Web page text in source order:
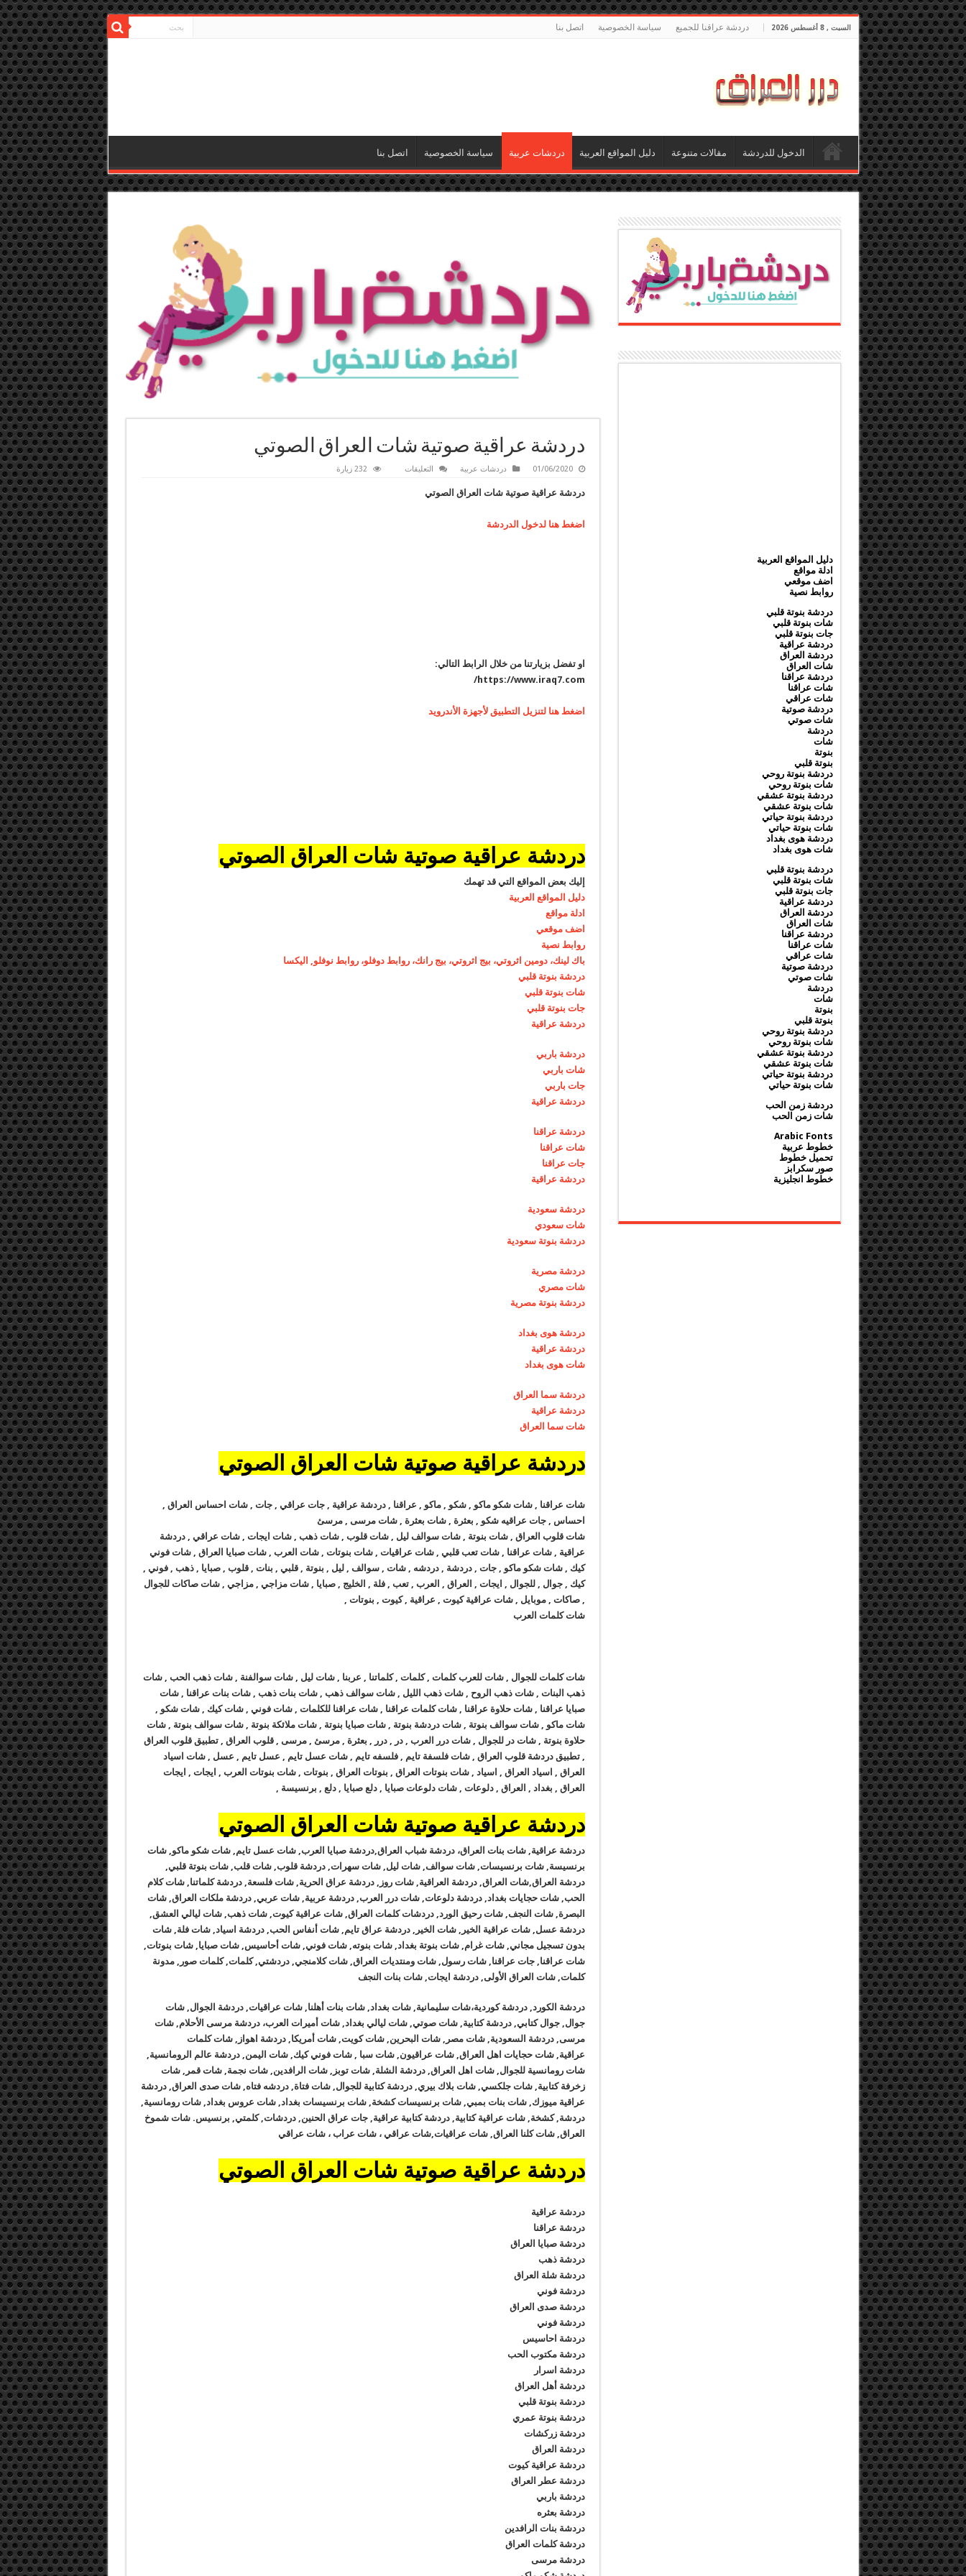
السبت , 8 أغسطس 2026 دردشة عراقنا للجميع سياسة الخصوصية اتصل بنا
الدخول للدردشة مقالات متنوعة دليل المواقع العربية دردشات عربية سياسة الخصوصية اتصل بنا
دردشة عراقية صوتية شات العراق الصوتي
01/06/2020 دردشات عربية التعليقات 232 زيارة
دردشة عراقية صوتية شات العراق الصوتي
اضغط هنا لدخول الدردشة
او تفضل بزيارتنا من خلال الرابط التالي:
https://www.iraq7.com/
اضغط هنا لتنزيل التطبيق لأجهزة الأندرويد
دردشة عراقية صوتية شات العراق الصوتي
إليك بعض المواقع التي قد تهمك
دليل المواقع العربية
ادلة مواقع
اضف موقعي
روابط نصية
باك لينك، دومين اثروتي، بيج اثروتي، بيج رانك، روابط دوفلو، روابط نوفلو, اليكسا
دردشة بنوتة قلبي
شات بنوتة قلبي
جات بنوتة قلبي
دردشة عراقية
دردشة باربي
شات باربي
جات باربي
دردشة عراقية
دردشة عراقنا
شات عراقنا
جات عراقنا
دردشة عراقية
دردشة سعودية
شات سعودي
دردشة بنوتة سعودية
دردشة مصرية
شات مصري
دردشة بنوتة مصرية
دردشة هوى بغداد
دردشة عراقية
شات هوى بغداد
دردشة سما العراق
دردشة عراقية
شات سما العراق
دردشة عراقية صوتية شات العراق الصوتي
شات عراقنا , شات شكو ماكو , شكو , ماكو , عراقنا , دردشة عراقية , جات عراقي , جات , شات احساس العراق ,
احساس , جات عراقيه شكو , بعثرة , شات بعثرة , شات مرسى , مرسئ
شات قلوب العراق , شات بنوتة , شات سوالف ليل , شات قلوب , شات ذهب , شات ايجات , شات عراقي , دردشة
عراقية , شات عراقنا , شات تعب قلبي , شات عراقيات , شات بنوتات , شات العرب , شات صبايا العراق , شات فوني
كيك , شات شكو ماكو , جات , دردشة , دردشه , شات , سوالف , ليل , بنوتة , قلبي , بنات , قلوب , صبايا , ذهب , فوني ,
كيك , جوال , للجوال , ايجات , العراق , العرب , تعب , فلة , الخليج , صبايا , شات مزاجي , مزاجي , شات صاكات للجوال
, صاكات , موبايل , شات عراقية كيوت , عراقية , كيوت , بنوتات ,
شات كلمات العرب
شات كلمات للجوال , شات للعرب كلمات , كلمات , كلماتنا , عربنا , شات ليل , شات سوالفنة , شات ذهب الحب , شات
ذهب البنات , شات ذهب الروح , شات ذهب الليل , شات سوالف ذهب , شات بنات ذهب , شات بنات عراقنا , شات
صبايا عراقنا , شات حلاوة عراقنا , شات كلمات عراقنا , شات عراقنا للكلمات , شات فوني , شات كيك , شات شكو ,
شات ماكو , شات سوالف بنوتة , شات دردشة بنوتة , شات صبايا بنوتة , شات ملائكة بنوتة , شات سوالف بنوتة , شات
حلاوة بنوتة , شات در للجوال , شات درر العرب , در , درر , بعثرة , مرسئ , مرسى , قلوب العراق , تطبيق قلوب العراق
, تطبيق دردشة قلوب العراق , شات فلسفة تايم , فلسفه تايم , شات عسل تايم , عسل تايم , عسل , شات اسياد
العراق , اسياد العراق , اسياد , شات بنوتات العراق , بنوتات العراق , بنوتات , شات بنوتات العرب , ايجات , ايجات
العراق , بغداد , العراق , دلوعات , شات دلوعات صبايا , دلع صبايا , دلع , برنسيسة ,
دردشة عراقية صوتية شات العراق الصوتي
دردشة عراقية, شات بنات العراق، دردشة شباب العراق,دردشة صبايا العرب, شات عسل تايم, شات شكو ماكو, شات
برنسيسة, شات برنسيسات, شات سوالف, شات ليل, شات سهرات, دردشة قلوب, شات قلب, شات بنوتة قلبي,
دردشة العراق,شات العراق, دردشة العراقية, شات روز, دردشة عراق الحرية, شات فلسعة, دردشة كلماتنا, شات كلام
الحب, شات حجايات بغداد, دردشة دلوعات, شات درر العرب, دردشة عربية, شات عربي, دردشة ملكات العراق, شات
البصرة, شات النجف, شات رحيق الورد, دردشات كلمات العراق, شات عراقية كيوت, شات ذهب, شات ليالي العشق,
دردشة عسل, شات عراقية الخير, شات الخير, دردشة عراق تايم, شات أنفاس الحب, دردشة اسياد, شات فلة, شات
بدون تسجيل مجاني, شات غرام, شات بنوتة بغداد, شات بنوته, شات فوني, شات أحاسيس, شات صبايا, شات بنوتات,
شات عراقنا, جات عراقنا, شات رسول, شات ومنتديات العراق, شات كلامنجي, دردشتي, كلمات, كلمات صور, مدونة
كلمات, شات العراق الأولى, دردشة ايجات, شات بنات النجف
دردشة الكورد, دردشة كوردية،شات سليمانية, شات بغداد, شات بنات أهلنا, شات عراقيات, دردشة الجوال, شات
جوال, جوال كتابي, دردشة كتابية, شات صوتي, شات ليالي بغداد, شات أميرات العرب، دردشة مرسى الأحلام, شات
مرسى, دردشة السعودية, شات مصر, شات البحرين, شات كويت, شات أمريكا, دردشة اهواز, شات كلمات
عراقية, شات حجايات اهل العراق, شات عراقيون, شات سبا , شات فوني كيك, شات اليمن, دردشة عالم الرومانسية,
شات رومانسية للجوال, شات اهل العراق, دردشة الشلة, شات توبز, شات الرافدين, شات نجمة, شات قمر, شات
زخرفة كتابية, شات جلكسي, شات بلاك بيري, دردشة كتابية للجوال, شات فتاة, دردشه فتاه, شات صدى العراق, دردشة
عراقية ميوزك, شات بنات بمبي, شات برنسيسات كشخة, شات برنسيسات بغداد, شات عروس بغداد, شات رومانسية,
دردشة, كشخة, شات عراقية كتابية, دردشة كتابية عراقية, جات عراق الحنين, دردشات, كلمتي, برنسيس. شات شموخ
العراق, شات كلنا العراق, شات عراقيات,شات عراقي ، شات عراب ، شات عراقي
دردشة عراقية صوتية شات العراق الصوتي
دردشة عراقية
دردشة عراقنا
دردشة صبايا العراق
دردشة ذهب
دردشة شلة العراق
دردشة فوني
دردشة صدى العراق
دردشة فوني
دردشة احاسيس
دردشة مكتوب الحب
دردشة اسرار
دردشة أهل العراق
دردشة بنوتة قلبي
دردشة بنوتة عمري
دردشة زركشات
دردشة العراق
دردشة عراقية كيوت
دردشة عطر العراق
دردشة باربي
دردشة بعثره
دردشة بنات الرافدين
دردشة كلمات العراق
دردشة مرسى
دليل المواقع العربية
ادلة مواقع
اضف موقعي
روابط نصية
دردشة بنوتة قلبي
شات بنوتة قلبي
جات بنوتة قلبي
دردشة عراقية
دردشة العراق
شات العراق
دردشة عراقنا
شات عراقنا
شات عراقي
دردشة صوتية
شات صوتي
دردشة
شات
بنوتة
بنوتة قلبي
دردشة بنوتة روحي
شات بنوتة روحي
دردشة بنوتة عشقي
شات بنوتة عشقي
دردشة بنوتة حياتي
شات بنوتة حياتي
دردشة هوى بغداد
شات هوى بغداد
دردشة بنوتة قلبي
شات بنوتة قلبي
جات بنوتة قلبي
دردشة عراقية
دردشة العراق
شات العراق
دردشة عراقنا
شات عراقنا
شات عراقي
دردشة صوتية
شات صوتي
دردشة
شات
بنوتة
بنوتة قلبي
دردشة بنوتة روحي
شات بنوتة روحي
دردشة بنوتة عشقي
شات بنوتة عشقي
دردشة بنوتة حياتي
شات بنوتة حياتي
دردشة زمن الحب
شات زمن الحب
Arabic Fonts
خطوط عربية
تحميل خطوط
صور سكرابز
خطوط انجليزية